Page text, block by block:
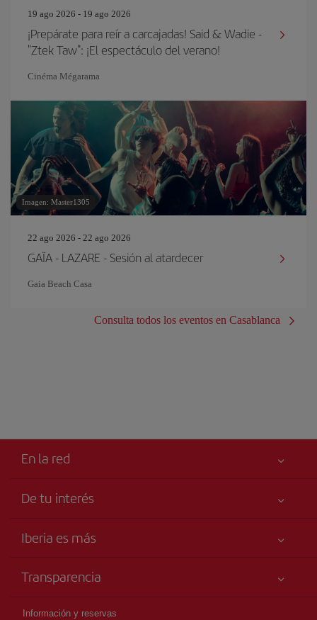
19 ago 2026 - 19 ago 2026
¡Prepárate para reír a carcajadas! Said & Wadie -
"Ztek Taw": ¡El espectáculo del verano!
Cinéma Mégarama
Imagen: Master1305
22 ago 2026 - 22 ago 2026
GAÏA - LAZARE - Sesión al atardecer
Gaia Beach Casa
Consulta todos los eventos en Casablanca
En la red
De tu interés
Tu seguridad es lo primero
Publicidad
Iberia es más
Talento a bordo
Grupo Iberia
Transparencia
Información y reservas